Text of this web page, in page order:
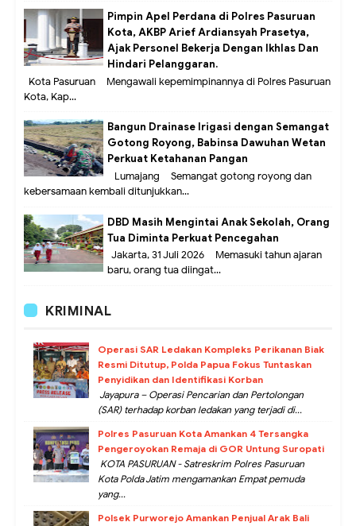
Pimpin Apel Perdana di Polres Pasuruan
Kota, AKBP Arief Ardiansyah Prasetya,
Ajak Personel Bekerja Dengan Ikhlas Dan
Hindari Pelanggaran.
Kota Pasuruan – Mengawali kepemimpinannya di Polres Pasuruan
Kota, Kap...
Bangun Drainase Irigasi dengan Semangat
Gotong Royong, Babinsa Dawuhan Wetan
Perkuat Ketahanan Pangan
Lumajang – Semangat gotong royong dan
kebersamaan kembali ditunjukkan...
DBD Masih Mengintai Anak Sekolah, Orang
Tua Diminta Perkuat Pencegahan
Jakarta, 31 Juli 2026 – Memasuki tahun ajaran
baru, orang tua diingat...
KRIMINAL
Operasi SAR Ledakan Kompleks Perikanan Biak
Resmi Ditutup, Polda Papua Fokus Tuntaskan
Penyidikan dan Identifikasi Korban
Jayapura – Operasi Pencarian dan Pertolongan
(SAR) terhadap korban ledakan yang terjadi di...
Polres Pasuruan Kota Amankan 4 Tersangka
Pengeroyokan Remaja di GOR Untung Suropati
KOTA PASURUAN - Satreskrim Polres Pasuruan
Kota Polda Jatim mengamankan Empat pemuda
yang...
Polsek Purworejo Amankan Penjual Arak Bali